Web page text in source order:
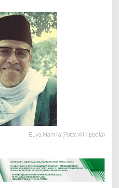
Buya Hamka (Foto: Wikipedia)